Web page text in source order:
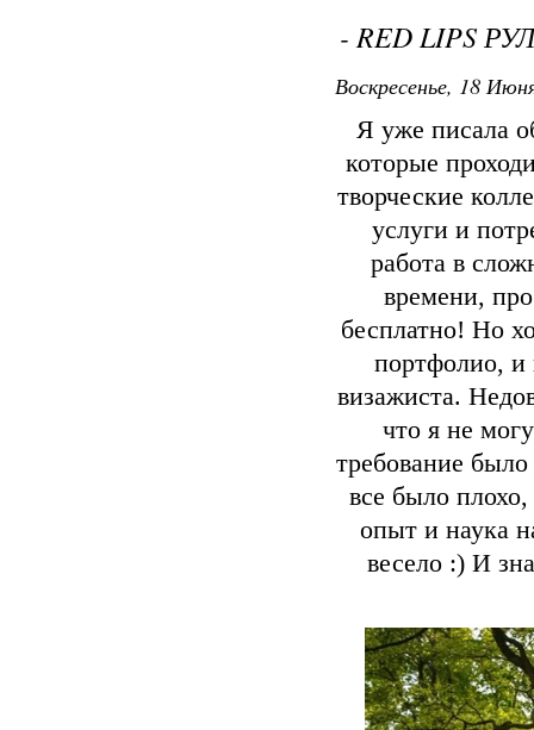
- RED LIPS
Воскресенье, 18
Я уже писала
которые
творческие
услуги и
работа в
времени,
бесплатно! Но
портфолио, и
визажиста.
что я не
требование
все было
опыт и наука
весело :) И